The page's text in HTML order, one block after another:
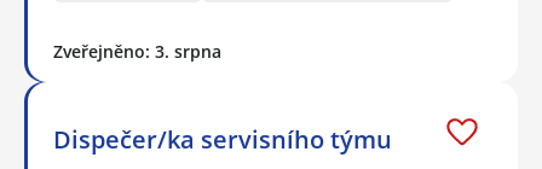
Zveřejněno: 3. srpna
Dispečer/ka servisního týmu